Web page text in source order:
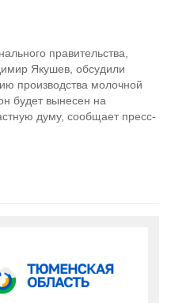
правительства,
Якушев, обсудили
производства молочной
будет вынесен на
думу, сообщает пресс-